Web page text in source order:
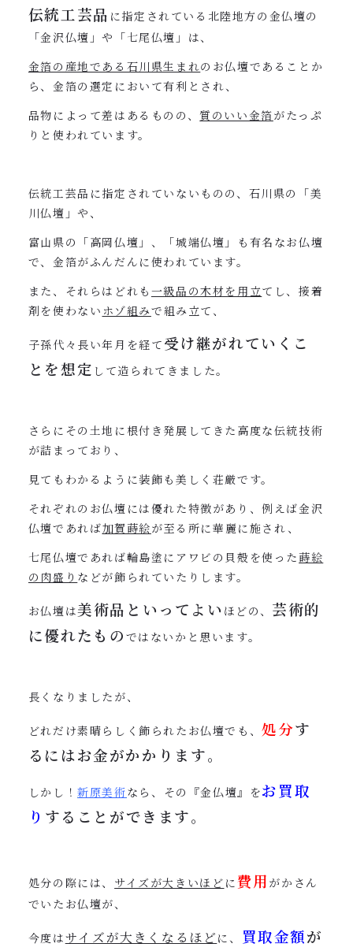
伝統工芸品 に指定されている北陸地方の金仏壇の
「金沢仏壇」や「七尾仏壇」は、
金箔の産地である石川県生まれのお仏壇であることか
ら、金箔の選定において有利とされ、
品物によって差はあるものの、質のいい金箔がたっぷ
りと使われています。
伝統工芸品に指定されていないものの、石川県の「美
川仏壇」や、
富山県の「高岡仏壇」、「城端仏壇」も有名なお仏壇
で、金箔がふんだんに使われています。
また、それらはどれも 一級品の木材を用立てし、接着
剤を使わない ホゾ組みで組み立て、
子孫代々長い年月を経て 受け継がれていくこ
とを想定 して造られてきました。
さらにその土地に根付き発展してきた高度な伝統技術
が詰まっており、
見てもわかるように装飾も美しく荘厳です。
それぞれのお仏壇には優れた特徴があり、例えば金沢
仏壇であれば加賀蒔絵が至る所に華麗に施され、
七尾仏壇であれば輪島塗にアワビの貝殻を使った蒔絵
の肉盛り などが飾られていたりします。
お仏壇は美術品といってよい ほどの、 芸術的
に優れたもの ではないかと思います。
長くなりましたが、
どれだけ素晴らしく飾られたお仏壇でも、処分す
るにはお金がかかります。
しかし！新原美術なら、その『金仏壇』をお買取
り することができます。
処分の際には、 サイズが大きいほど に費用 がかさん
でいたお仏壇が、
今度はサイズが大きくなるほど に、 買取金額が